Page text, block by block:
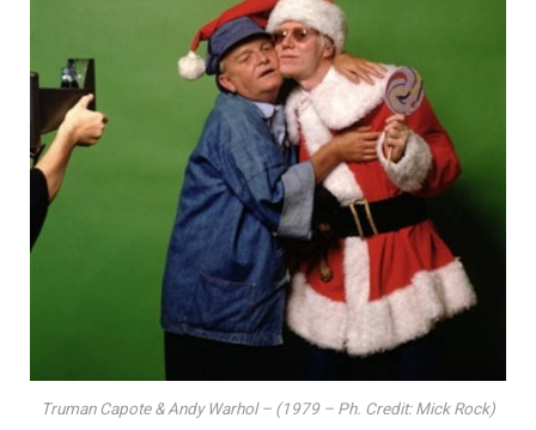
Truman Capote & Andy Warhol – (1979 – Ph. Credit: Mick Rock)